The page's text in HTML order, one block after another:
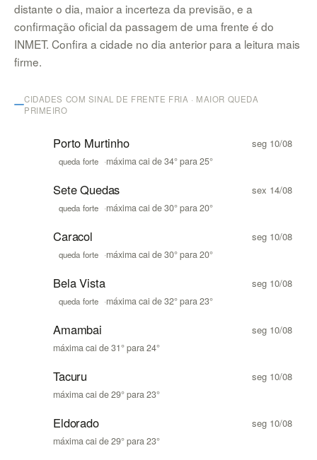
distante o dia, maior a incerteza da previsão, e a
confirmação oficial da passagem de uma frente é do
INMET. Confira a cidade no dia anterior para a leitura mais
firme.
CIDADES COM SINAL DE FRENTE FRIA · MAIOR QUEDA
PRIMEIRO
Porto Murtinho seg 10/08
queda forte ·máxima cai de 34° para 25°
Sete Quedas sex 14/08
queda forte ·máxima cai de 30° para 20°
Caracol seg 10/08
queda forte ·máxima cai de 30° para 20°
Bela Vista seg 10/08
queda forte ·máxima cai de 32° para 23°
Amambai seg 10/08
máxima cai de 31° para 24°
Tacuru seg 10/08
máxima cai de 29° para 23°
Eldorado seg 10/08
máxima cai de 29° para 23°